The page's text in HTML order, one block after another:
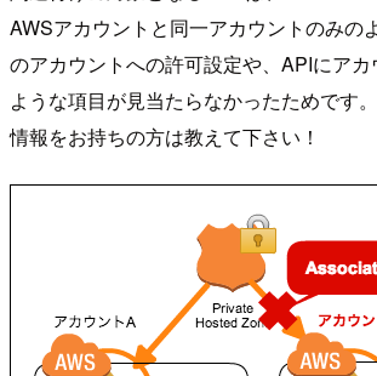
AWSアカウントと同一アカウントのみの
のアカウントへの許可設定や、APIにア
ような項目が見当たらなかったためです
情報をお持ちの方は教えて下さい！